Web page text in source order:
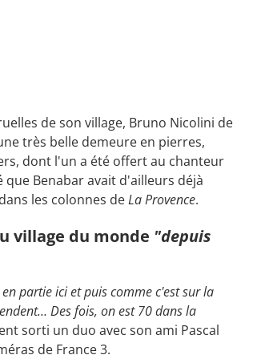
de son village, Bruno Nicolini de
très belle demeure en pierres,
dont l'un a été offert au chanteur
Benabar avait d'ailleurs déjà
dans les colonnes deLa Provence.
village du monde "depuis
partie ici et puis comme c'est sur la
Des fois, on est 70 dans la
sorti un duo avec son ami Pascal
de France 3.